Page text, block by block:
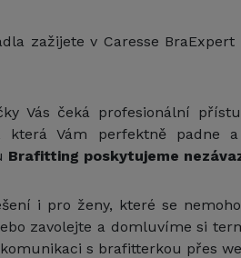
zažijete v Caresse
Vás čeká profesionální
která Vám perfektně padne
Brafitting poskytujeme
i pro ženy, které se
zavolejte a domluvíme si
s brafitterkou přes